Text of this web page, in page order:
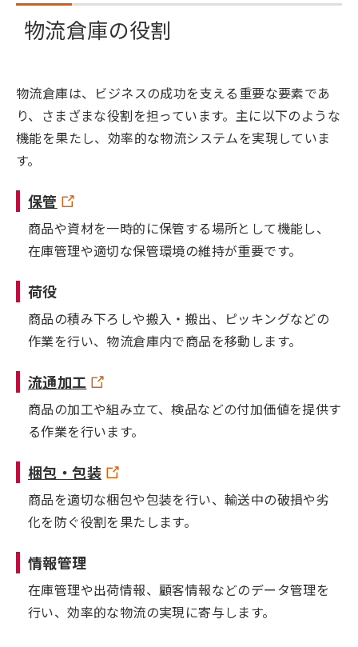
物流倉庫の役割
物流倉庫は、ビジネスの成功を支える重要な要素であ
り、さまざまな役割を担っています。主に以下のような
機能を果たし、効率的な物流システムを実現していま
す。
保管
商品や資材を一時的に保管する場所として機能し、
在庫管理や適切な保管環境の維持が重要です。
荷役
商品の積み下ろしや搬入・搬出、ピッキングなどの
作業を行い、物流倉庫内で商品を移動します。
流通加工
商品の加工や組み立て、検品などの付加価値を提供す
る作業を行います。
梱包・包装
商品を適切な梱包や包装を行い、輸送中の破損や劣
化を防ぐ役割を果たします。
情報管理
在庫管理や出荷情報、顧客情報などのデータ管理を
行い、効率的な物流の実現に寄与します。